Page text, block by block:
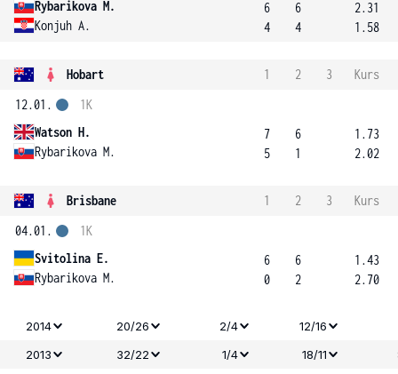
Rybarikova M.
Konjuh A.
6
4
6
4
2.31
1.58
Hobart 1 2 3
Kurs
12.01.
Watson H.
Rybarikova M.
1K
7
5
6
1
1.73
2.02
Brisbane 1 2 3
Kurs
04.01.
Svitolina E.
Rybarikova M.
1K
6
0
6
2
1.43
2.70
2014 20/26 2/4 12/16
2013
32/22 1/4 18/11